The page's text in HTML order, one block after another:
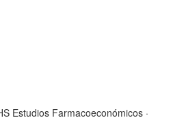
Estudios Farmacoeconómicos ·